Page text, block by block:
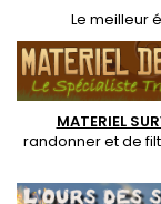
Le meilleur
MATERIEL
randonneret de